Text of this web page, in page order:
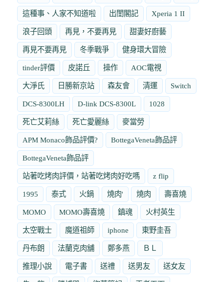
這種事、人家不知道啦 出閨閣記 Xperia 1 II
浪子回頭 再見，不要再見 甜妻好廚藝
再見不要再見 冬季戰爭 健身環大冒險
tinder評價 皮諾丘 操作 AOC電視
大淨氏 日勝新京站 森友會 清運 Switch
DCS-8300LH D-link DCS-8300L 1028
死亡艾莉絲 死亡愛麗絲 麥當勞
APM Monaco飾品評價? BottegaVeneta飾品評
BottegaVeneta飾品評
站著吃烤肉評價，站著吃烤肉好吃嗎 z flip
1995 泰式 火鍋 燒肉' 燒肉 壽喜燒
MOMO MOMO壽喜燒 鎮魂 火村英生
太空戰士 魔道祖師 iphone 東野圭吾
丹布朗 法蘭克肉舖 鄭多燕 ＢＬ
推理小說 電子書 送禮 送男友 送女友